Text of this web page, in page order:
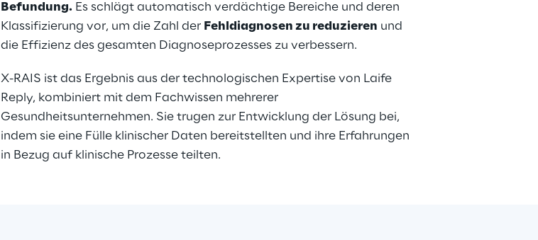
Befundung. Es schlägt automatisch verdächtige Bereiche und deren
Klassifizierung vor, um die Zahl der Fehldiagnosen zu reduzieren und
die Effizienz des gesamten Diagnoseprozesses zu verbessern.
X-RAIS ist das Ergebnis aus der technologischen Expertise von Laife
Reply, kombiniert mit dem Fachwissen mehrerer
Gesundheitsunternehmen. Sie trugen zur Entwicklung der Lösung bei,
indem sie eine Fülle klinischer Daten bereitstellten und ihre Erfahrungen
in Bezug auf klinische Prozesse teilten.